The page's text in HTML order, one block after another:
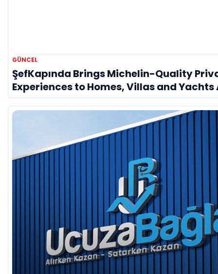
GÜNCEL
ŞefKapında Brings Michelin-Quality
Experiences to Homes, Villas and